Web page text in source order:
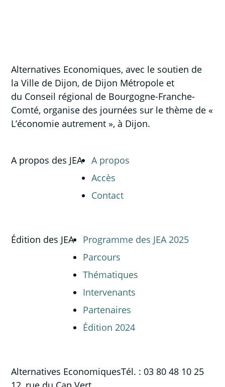
Alternatives Economiques, avec le soutien de
la Ville de Dijon, de Dijon Métropole et
du Conseil régional de Bourgogne-Franche-
Comté, organise des journées sur le thème de «
L’économie autrement », à Dijon.
A propos des JEA
A propos
Accès
Contact
Édition des JEA
Programme des JEA 2025
Parcours
Thématiques
Intervenants
Partenaires
Édition 2024
Alternatives EconomiquesTél. : 03 80 48 10 25